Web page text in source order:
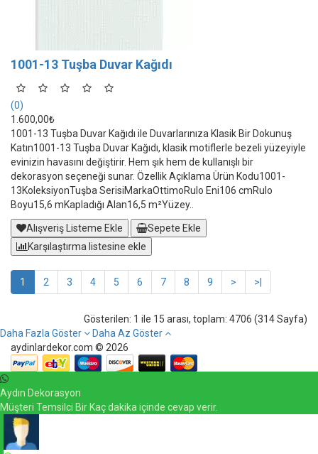
1001-13 Tuşba Duvar Kağıdı
(0)
1.600,00₺
1001-13 Tuşba Duvar Kağıdı ile Duvarlarınıza Klasik Bir Dokunuş
Katın1001-13 Tuşba Duvar Kağıdı, klasik motiflerle bezeli yüzeyiyle
evinizin havasını değiştirir. Hem şık hem de kullanışlı bir
dekorasyon seçeneği sunar. Özellik Açıklama Ürün Kodu1001-
13KoleksiyonTuşba SerisiMarkaOttimoRulo Eni106 cmRulo
Boyu15,6 mKapladığı Alan16,5 m²Yüzey..
Alışveriş Listeme Ekle
Sepete Ekle
Karşılaştırma listesine ekle
1 2 3 4 5 6 7 8 9 > >|
Gösterilen: 1 ile 15 arası, toplam: 4706 (314 Sayfa)
Daha Fazla Göster
Daha Az Göster
aydinlardekor.com © 2026
Aydın Dekorasyon
Müşteri Temsilci Bir Kaç dakika içinde cevap verir.